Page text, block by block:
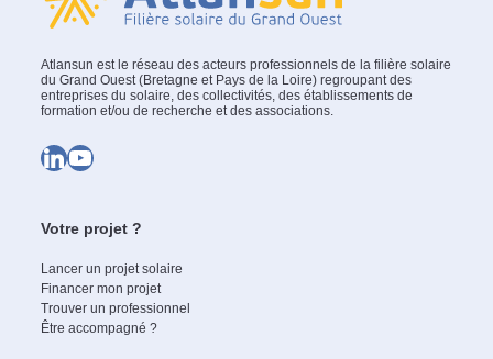
Atlansun est le réseau des acteurs professionnels de la filière solaire
du Grand Ouest (Bretagne et Pays de la Loire) regroupant des
entreprises du solaire, des collectivités, des établissements de
formation et/ou de recherche et des associations.
LinkedIn
YouTube
Votre projet ?
Lancer un projet solaire
Financer mon projet
Trouver un professionnel
Être accompagné ?